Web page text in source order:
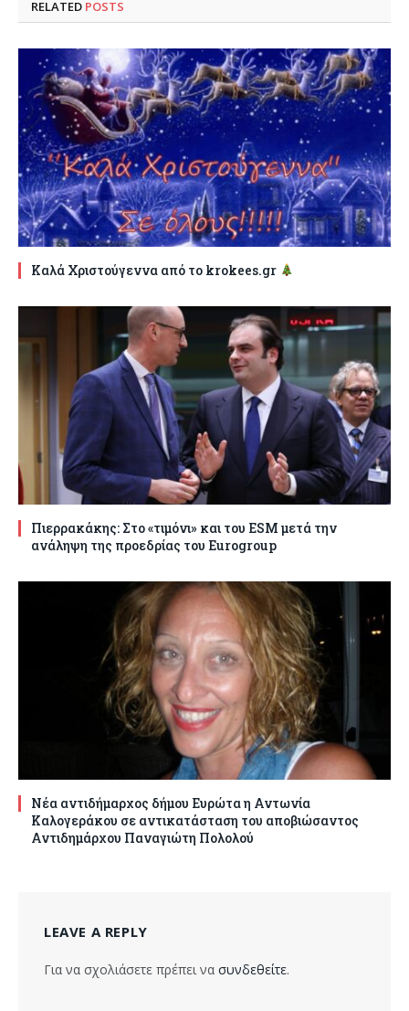
RELATED POSTS
Καλά Χριστούγεννα από το krokees.gr
Πιερρακάκης: Στο «τιμόνι» και του ESM μετά την
ανάληψη της προεδρίας του Eurogroup
Νέα αντιδήμαρχος δήμου Ευρώτα η Αντωνία
Καλογεράκου σε αντικατάσταση του αποβιώσαντος
Αντιδημάρχου Παναγιώτη Πολολού
LEAVE A REPLY
Για να σχολιάσετε πρέπει να συνδεθείτε.